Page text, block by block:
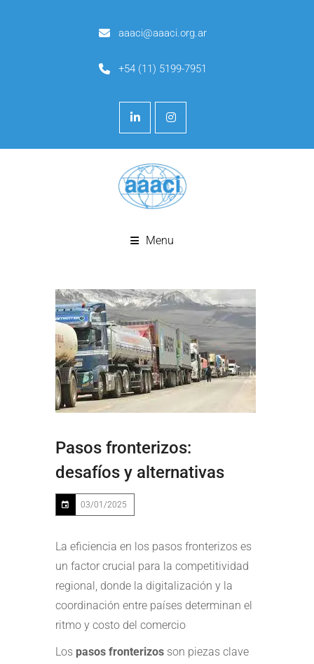
aaaci@aaaci.org.ar
+54 (11) 5199-7951
Menu
Pasos fronterizos:
desafíos y alternativas
03/01/2025
La eficiencia en los pasos fronterizos es
un factor crucial para la competitividad
regional, donde la digitalización y la
coordinación entre países determinan el
ritmo y costo del comercio
Los pasos fronterizos son piezas clave